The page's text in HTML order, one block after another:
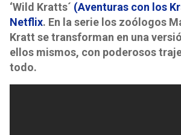
‘Wild Kratts´ (Aventuras con los
Netflix. En la serie los zoólogos
Kratt se transforman en una
ellos mismos, con poderosos
todo.